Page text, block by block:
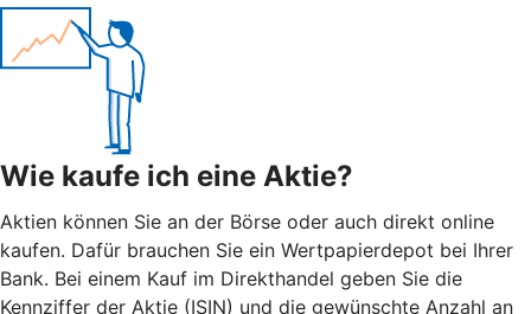
Wie kaufe ich eine Aktie?
Aktien können Sie an der Börse oder auch direkt online
kaufen. Dafür brauchen Sie ein Wertpapierdepot bei Ihrer
Bank. Bei einem Kauf im Direkthandel geben Sie die
Kennziffer der Aktie (ISIN) und die gewünschte Anzahl an